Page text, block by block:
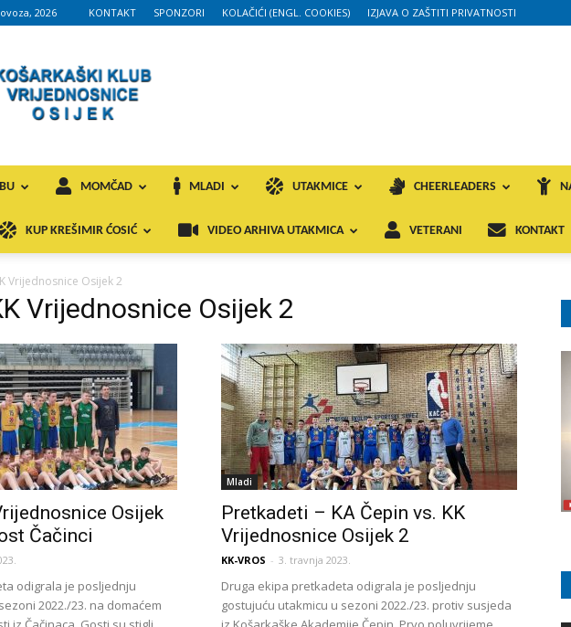
2026 KONTAKT SPONZORI KOLAČIĆI (ENGL. COOKIES) IZJAVA O ZAŠTITI PRIVATNOSTI
MOMČAD MLADI UTAKMICE CHEERLEADERS
KUP KREŠIMIR ĆOSIĆ VIDEO ARHIVA UTAKMICA VETERANI KONTAKT
Vrijednosnice Osijek 2
Vrijednosnice Osijek 2
Osijek
Čačinci
odigrala je posljednju
2022./23. na domaćem
Mladi
Pretkadeti – KA Čepin vs. KK
Vrijednosnice Osijek 2
KK-VROS - 3. travnja 2023.
Druga ekipa pretkadeta odigrala je posljednju
gostujuću utakmicu u sezoni 2022./23. protiv susjeda